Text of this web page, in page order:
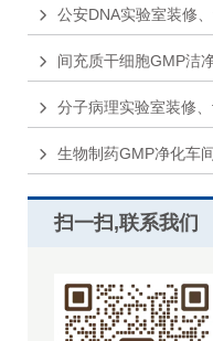
公安DNA实验室装修
间充质干细胞GMP洁
分子病理实验室装修
生物制药GMP净化车
扫一扫,联系我们